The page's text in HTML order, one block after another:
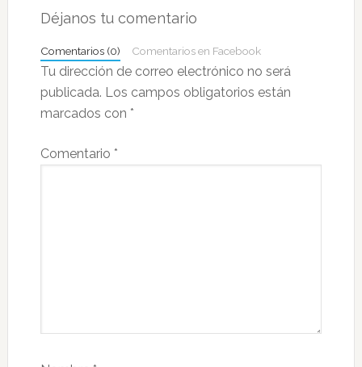
con
lectores
Déjanos tu comentario
Comentarios (0) Comentarios en Facebook
Tu dirección de correo electrónico no será
publicada. Los campos obligatorios están
marcados con *
Comentario *